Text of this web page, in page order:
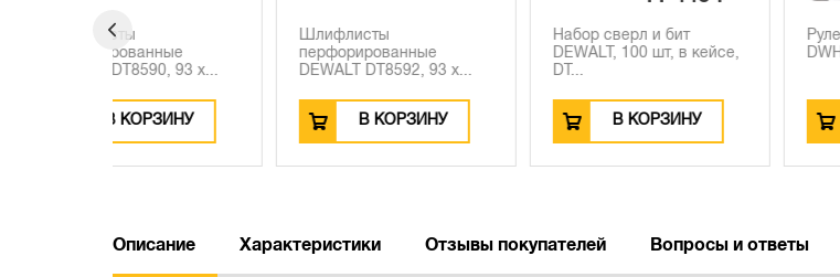
перфорированные
DEWALT DT8592, 93 x...
DEWALT, 100 шт, в кейсе,
DT...
Рулетка DEWALT
DWHT36098-1, 3 м
Описание Характеристики Отзывы покупателей Вопросы и ответы